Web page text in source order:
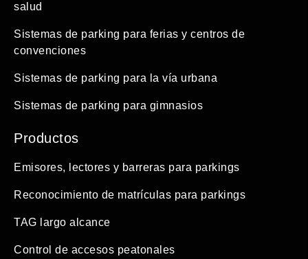
salud
Sistemas de parking para ferias y centros de
convenciones
Sistemas de parking para la vía urbana
Sistemas de parking para gimnasios
Productos
Emisores, lectores y barreras para parkings
Reconocimiento de matrículas para parkings
TAG largo alcance
Control de accesos peatonales